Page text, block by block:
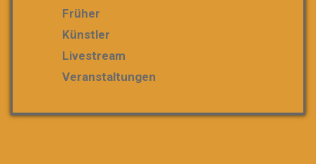
Früher
Künstler
Livestream
Veranstaltungen